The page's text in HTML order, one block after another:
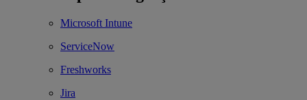
Microsoft Intune
ServiceNow
Freshworks
Jira